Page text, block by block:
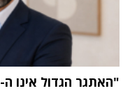
"האתגר הגדול אינו ה-AI אלא הטמעתה בארגון"